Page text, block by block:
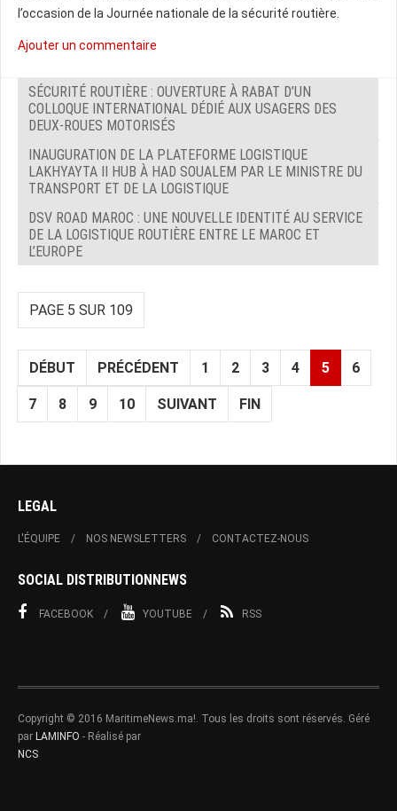
l’occasion de la Journée nationale de la sécurité routière.
Ajouter un commentaire
SÉCURITÉ ROUTIÈRE : OUVERTURE À RABAT D’UN
COLLOQUE INTERNATIONAL DÉDIÉ AUX USAGERS DES
DEUX-ROUES MOTORISÉS
INAUGURATION DE LA PLATEFORME LOGISTIQUE
LAKHYAYTA II HUB À HAD SOUALEM PAR LE MINISTRE DU
TRANSPORT ET DE LA LOGISTIQUE
DSV ROAD MAROC : UNE NOUVELLE IDENTITÉ AU SERVICE
DE LA LOGISTIQUE ROUTIÈRE ENTRE LE MAROC ET
L’EUROPE
PAGE 5 SUR 109
DÉBUT PRÉCÉDENT 1 2 3 4 5 6
7 8 9 10 SUIVANT FIN
LEGAL
L'ÉQUIPE NOS NEWSLETTERS CONTACTEZ-NOUS
SOCIAL DISTRIBUTIONNEWS
FACEBOOK YOUTUBE RSS
Copyright © 2016 MaritimeNews.ma!. Tous les droits sont réservés. Géré
par LAMINFO - Réalisé par
NCS